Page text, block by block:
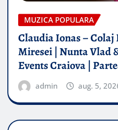
MUZICA POPULARA
Claudia Ionas –
Miresei | Nunta Vlad
Events Craiova |
admin aug. 5,